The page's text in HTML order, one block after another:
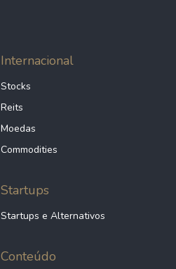
Internacional
Stocks
Reits
Moedas
Commodities
Startups
Startups e Alternativos
Conteúdo